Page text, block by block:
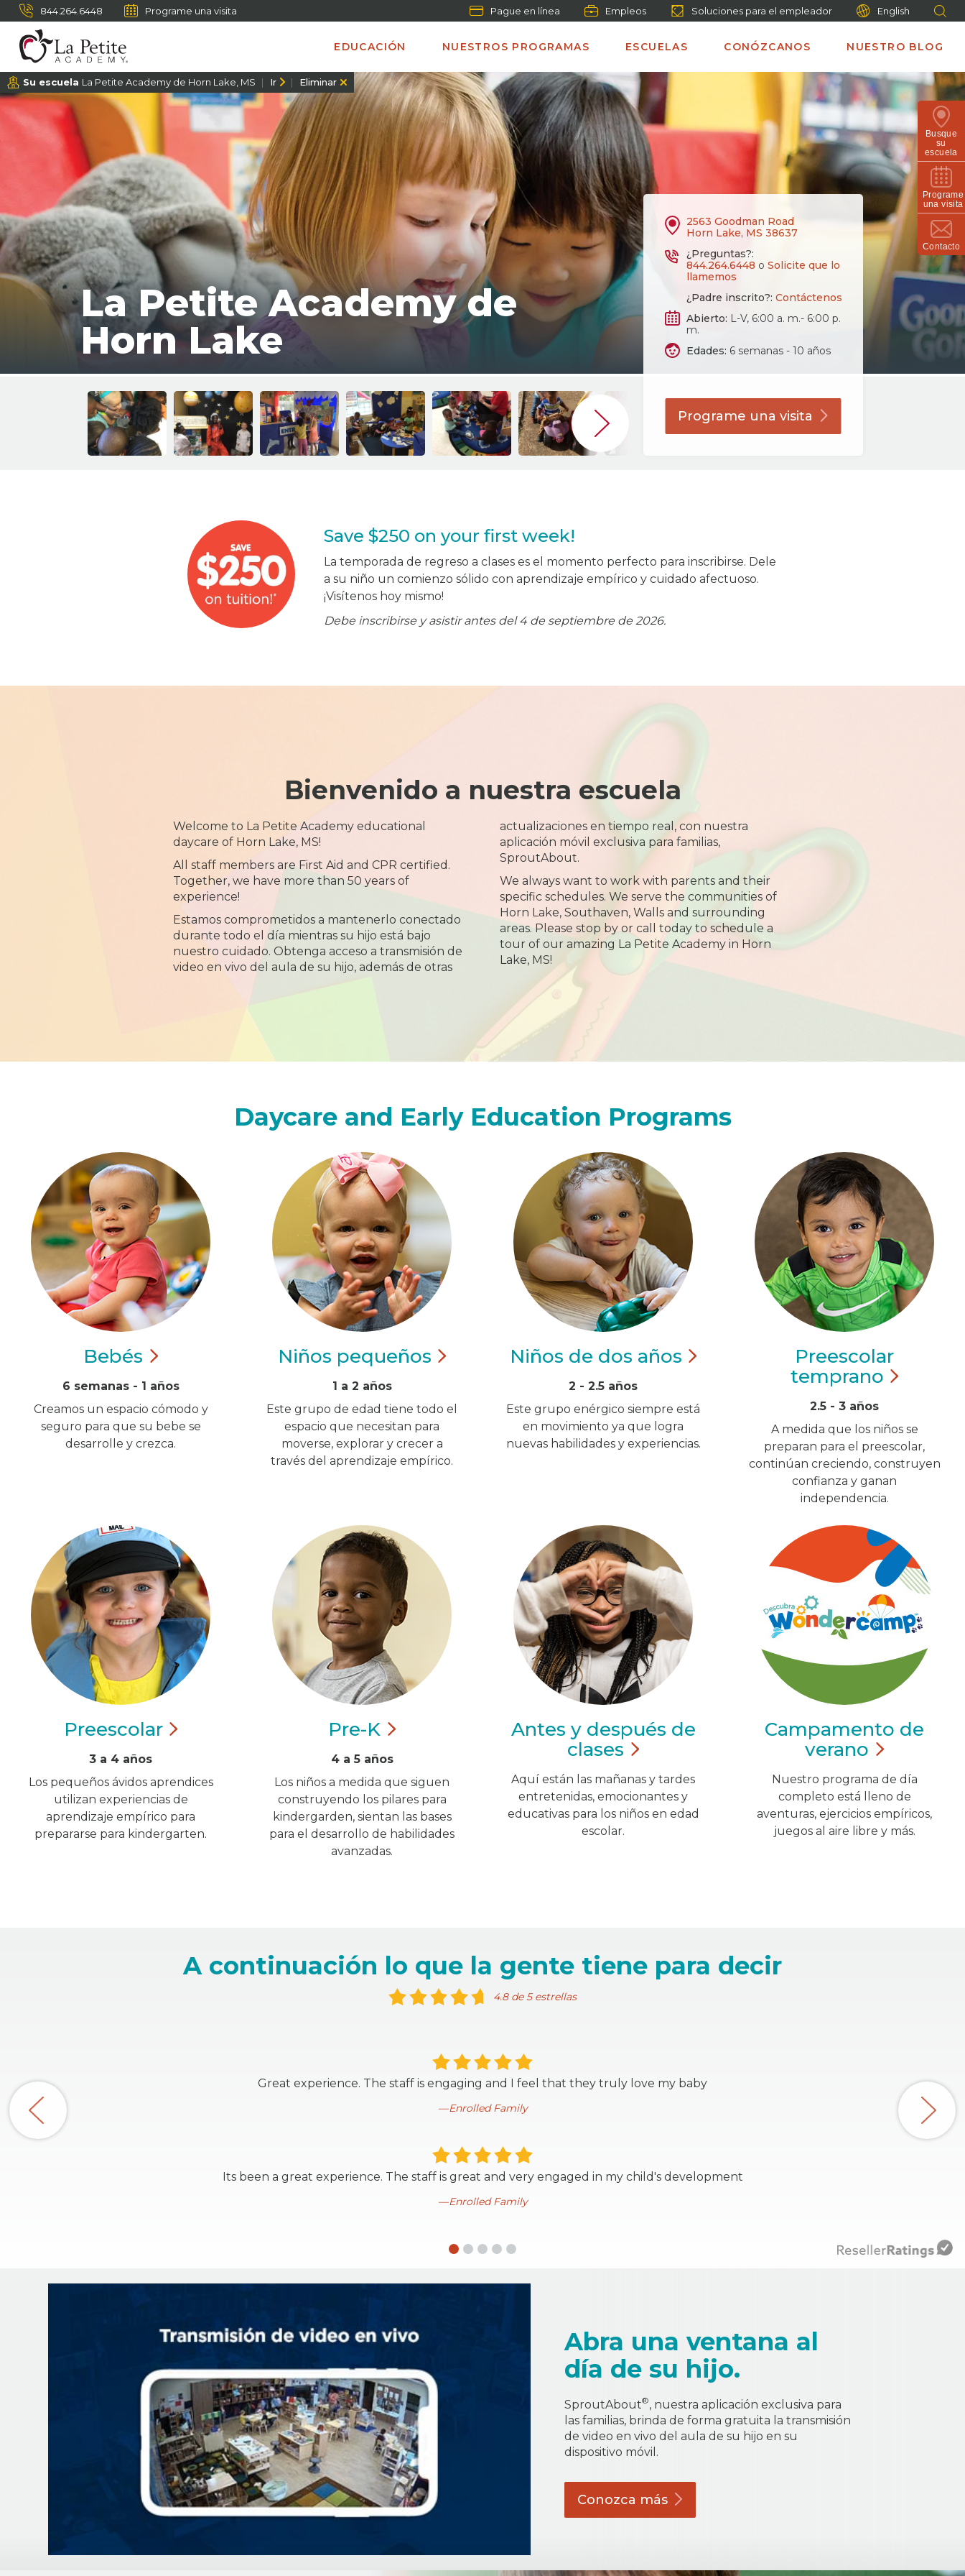
844.264.6448 Programe una visita Pague en línea Empleos Soluciones para el empleador English
EDUCACIÓN NUESTROS PROGRAMAS ESCUELAS CONÓZCANOS NUESTRO BLOG
Busque
su
escuela
Programe
una visita
Contacto
Su escuela La Petite Academy de Horn Lake, MS Ir Eliminar
La Petite Academy de
Horn Lake
2563 Goodman Road
Horn Lake, MS 38637
¿Preguntas?:
844.264.6448 o Solicite que lo
llamemos
¿Padre inscrito?: Contáctenos
Abierto: L-V, 6:00 a. m.- 6:00 p.
m.
Edades: 6 semanas - 10 años
Programe unavisita
Save $250 on your first week!
La temporada de regreso a clases es el momento perfecto para inscribirse. Dele
a su niño un comienzo sólido con aprendizaje empírico y cuidado afectuoso.
¡Visítenos hoy mismo!
Debe inscribirse y asistir antes del 4 de septiembre de 2026.
Bienvenido a nuestra escuela
Welcome to La Petite Academy educational
daycare of Horn Lake, MS!
All staff members are First Aid and CPR certified.
Together, we have more than 50 years of
experience!
Estamos comprometidos a mantenerlo conectado
durante todo el día mientras su hijo está bajo
nuestro cuidado. Obtenga acceso a transmisión de
video en vivo del aula de su hijo, además de otras
actualizaciones en tiempo real, con nuestra
aplicación móvil exclusiva para familias,
SproutAbout.
We always want to work with parents and their
specific schedules. We serve the communities of
Horn Lake, Southaven, Walls and surrounding
areas. Please stop by or call today to schedule a
tour of our amazing La Petite Academy in Horn
Lake, MS!
Daycare and Early Education Programs
Bebés
6 semanas - 1 años
Creamos un espacio cómodo y
seguro para que su bebe se
desarrolle y crezca.
Niños pequeños
1 a 2 años
Este grupo de edad tiene todo el
espacio que necesitan para
moverse, explorar y crecer a
través del aprendizaje empírico.
Niños de dos años
2 - 2.5 años
Este grupo enérgico siempre está
en movimiento ya que logra
nuevas habilidades y experiencias.
Preescolar
temprano
2.5 - 3 años
A medida que los niños se
preparan para el preescolar,
continúan creciendo, construyen
confianza y ganan
independencia.
Preescolar
3 a 4 años
Los pequeños ávidos aprendices
utilizan experiencias de
aprendizaje empírico para
prepararse para kindergarten.
Pre-K
4 a 5 años
Los niños a medida que siguen
construyendo los pilares para
kindergarden, sientan las bases
para el desarrollo de habilidades
avanzadas.
Antes y después de
clases
Aquí están las mañanas y tardes
entretenidas, emocionantes y
educativas para los niños en edad
escolar.
Campamento de
verano
Nuestro programa de día
completo está lleno de
aventuras, ejercicios empíricos,
juegos al aire libre y más.
A continuación lo que la gente tiene para decir
4.8 de 5 estrellas
Great experience. The staff is engaging and I feel that they truly love my baby
Enrolled Family
Its been a great experience. The staff is great and very engaged in my child's development
Enrolled Family
Abra una ventana al
día de su hijo.
SproutAbout®, nuestra aplicación exclusiva para
las familias, brinda de forma gratuita la transmisión
de video en vivo del aula de su hijo en su
dispositivo móvil.
Conozca más